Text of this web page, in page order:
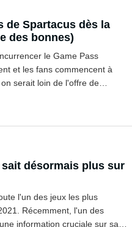
de Spartacus dès la
des bonnes)
le Game Pass
et les fans commencent à
serait loin de l'offre de
désormais plus sur
l'un des jeux les plus
Récemment, l'un des
information cruciale sur sa